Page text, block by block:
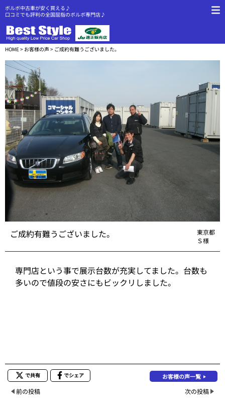
ボルボ中古車が安く買える♪
口コミでも評判の全国屈指のボルボ専門店♪
HOME> お客様の声> ご成約有難うございました。
ご成約有難うございました。
東京都
Ｓ様
専門店という事で展示台数が充実してました。台数も
多いので値段の安さにもビックリしました。
で共有 でシェア お客様の声一覧
前の投稿 次の投稿